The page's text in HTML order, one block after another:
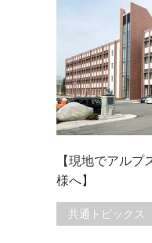
【現地でアル
様へ】
共通トピックス